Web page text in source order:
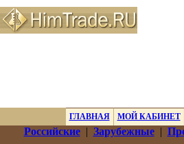
ГЛАВНАЯ МОЙ КАБИНЕТ
Российские| Зарубежные|